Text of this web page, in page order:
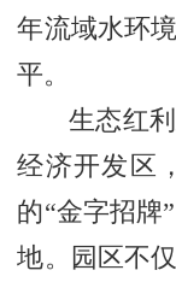
年流域水环
平。
生态红
经济开发区
的“金字招牌
地。园区不